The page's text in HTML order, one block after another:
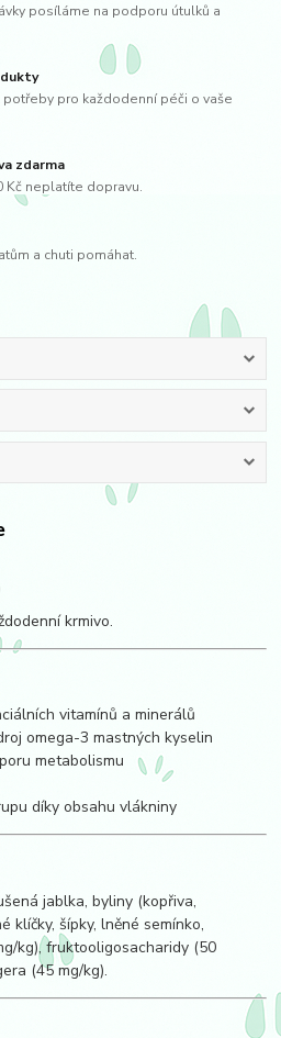
posíláme na podporu útulků a
pro každodenní péči o vaše
zdarma
Kč neplatíte dopravu.
a chuti pomáhat.
krmivo.
vitamínů a minerálů
omega-3 mastných kyselin
metabolismu
díky obsahu vlákniny
jablka, byliny (kopřiva,
klíčky, šípky, lněné semínko,
kg), fruktooligosacharidy (50
(45 mg/kg).